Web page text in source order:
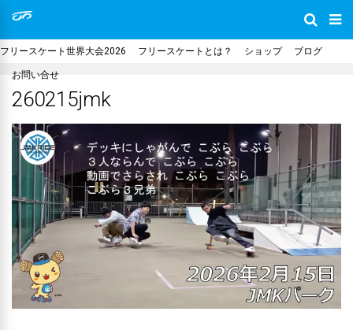
フリースケート世界大会2026 フリースケートとは？ ショップ ブログ
お問い合せ
260215jmk